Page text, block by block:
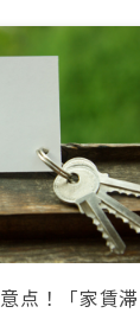
点！「家賃滞